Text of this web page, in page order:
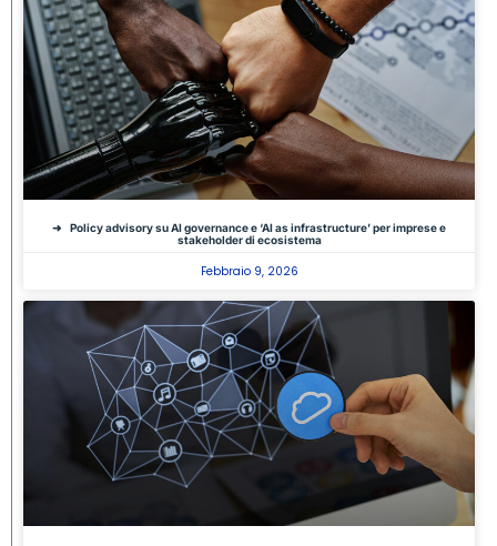
Policy advisory su AI governance e ‘AI as infrastructure’ per imprese e
stakeholder di ecosistema
Febbraio 9, 2026